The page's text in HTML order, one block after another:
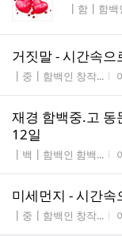
게시판명
┃함┃함백
거짓말 - 시간속으
게시판명
┃중┃함백인 창작...
재경 함백중.고 동
12일
게시판명
┃백┃함백인 함백...
미세먼지 - 시간속
게시판명
┃중┃함백인 창작...